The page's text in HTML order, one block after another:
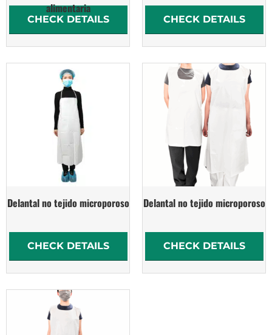
alimentaria
CHECK DETAILS CHECK DETAILS
Delantal no tejido microporoso
CHECK DETAILS
Delantal no tejido microporoso
CHECK DETAILS